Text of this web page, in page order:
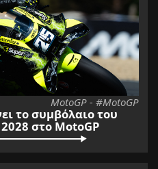
MotoGP - #MotoGP
το συμβόλαιο του
στο MotoGP